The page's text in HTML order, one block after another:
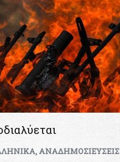
,ΑΝΑΔΗΜΟΣΙΕΥΣΕΙΣ